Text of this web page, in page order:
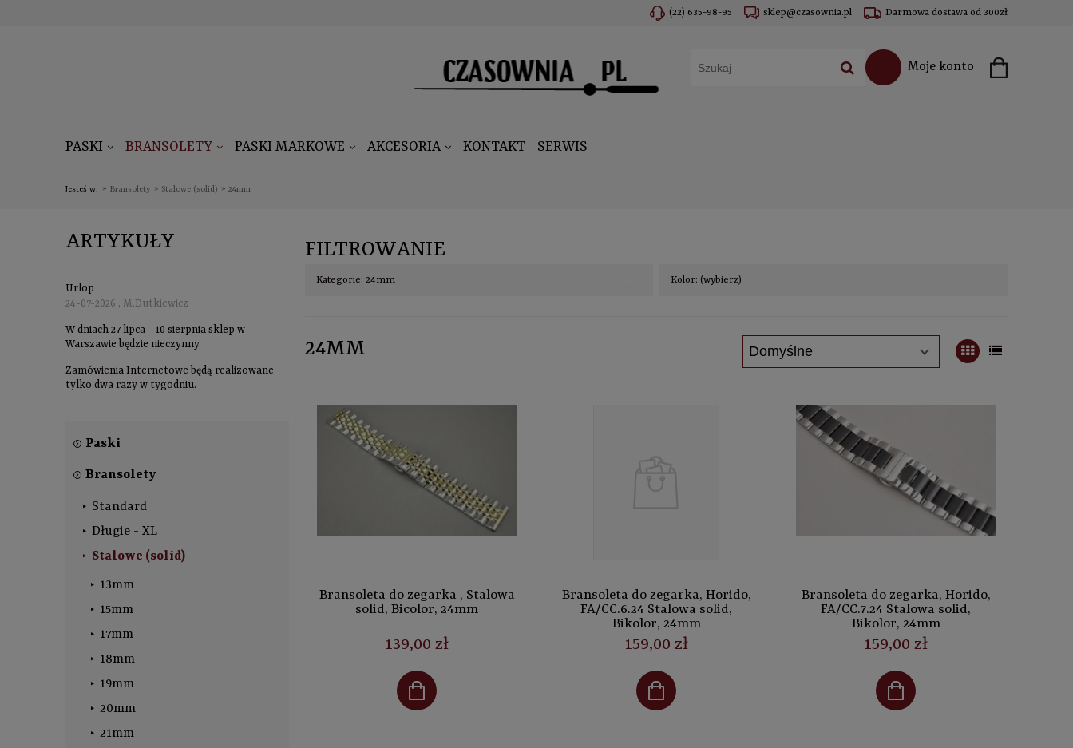
(22) 635-98-95 sklep@czasownia.pl Darmowa dostawa od 300zł
Moje konto
PASKI BRANSOLETY PASKI MARKOWE AKCESORIA KONTAKT SERWIS
Jesteś w: » Bransolety » Stalowe (solid) » 24mm
ARTYKUŁY
Urlop
24-07-2026 , M.Dutkiewicz
W dniach 27 lipca - 10 sierpnia sklep w
Warszawie będzie nieczynny.
Zamówienia Internetowe będą realizowane
tylko dwa razy w tygodniu.
Paski
Bransolety
Standard
Długie - XL
Stalowe (solid)
13mm
15mm
17mm
18mm
19mm
20mm
21mm
FILTROWANIE
Kategorie: 24mm Kolor: (wybierz)
24MM
Bransoleta do zegarka , Stalowa
solid, Bicolor, 24mm
139,00 zł
Bransoleta do zegarka, Horido,
FA/CC.6.24 Stalowa solid,
Bikolor, 24mm
159,00 zł
Bransoleta do zegarka, Horido,
FA/CC.7.24 Stalowa solid,
Bikolor, 24mm
159,00 zł